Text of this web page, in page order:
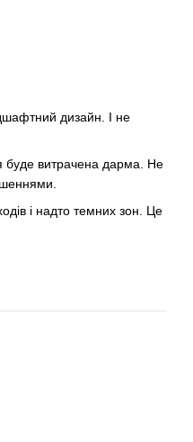
дизайн. І не
буде витрачена дарма. Не
і надто темних зон. Це